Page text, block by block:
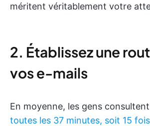
méritent véritablement votre
2. Établissez une
vos e-mails
En moyenne, les gens
toutes les 37 minutes, soit 15